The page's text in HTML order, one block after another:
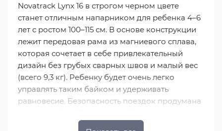
Novatrack Lynx 16 в строгом черном цвете
станет отличным напарником для ребенка 4–6
лет с ростом 100–115 см. В основе конструкции
лежит передовая рама из магниевого сплава,
которая сочетает в себе привлекательный
дизайн без грубых сварных швов и малый вес
(всего 9,3 кг). Ребенку будет очень легко
управлять таким байком и удерживать
равновесие. Безопасность поездок продумана
остановку отвечают современные дисковые